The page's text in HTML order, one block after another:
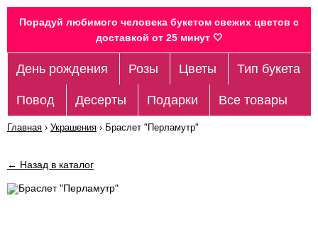
Порадуй любимого человека букетом свежих цветов c
доставкой от 25 минут 🤍
День рождения Розы Цветы Тип букета
Повод Десерты Подарки Все товары
Главная › Украшения › Браслет "Перламутр"
← Назад в каталог